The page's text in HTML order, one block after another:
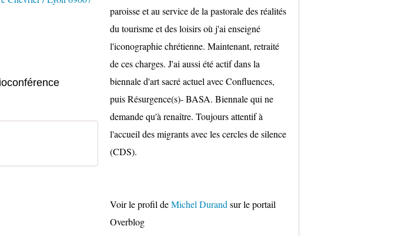
paroisse et au service de la pastorale des réalités
du tourisme et des loisirs où j'ai enseigné
l'iconographie chrétienne. Maintenant, retraité
de ces charges. J'ai aussi été actif dans la
biennale d'art sacré actuel avec Confluences,
puis Résurgence(s)- BASA. Biennale qui ne
demande qu'à renaître. Toujours attentif à
l'accueil des migrants avec les cercles de silence
(CDS).
Voir le profil deMichel Durand sur le portail
Overblog